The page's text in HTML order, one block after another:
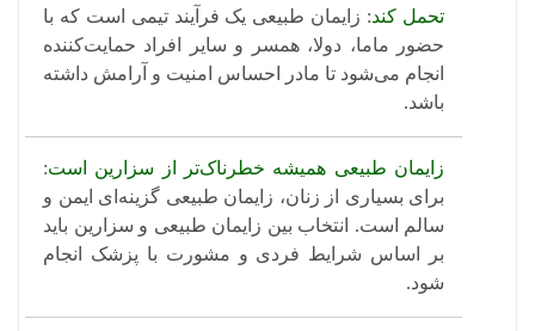
تحمل کند: زایمان طبیعی یک فرآیند تیمی است که با
حضور ماما، دولا، همسر و سایر افراد حمایت‌کننده
انجام می‌شود تا مادر احساس امنیت و آرامش داشته
باشد.
زایمان طبیعی همیشه خطرناک‌تر از سزارین است:
برای بسیاری از زنان، زایمان طبیعی گزینه‌ای ایمن و
سالم است. انتخاب بین زایمان طبیعی و سزارین باید
بر اساس شرایط فردی و مشورت با پزشک انجام
شود. ​